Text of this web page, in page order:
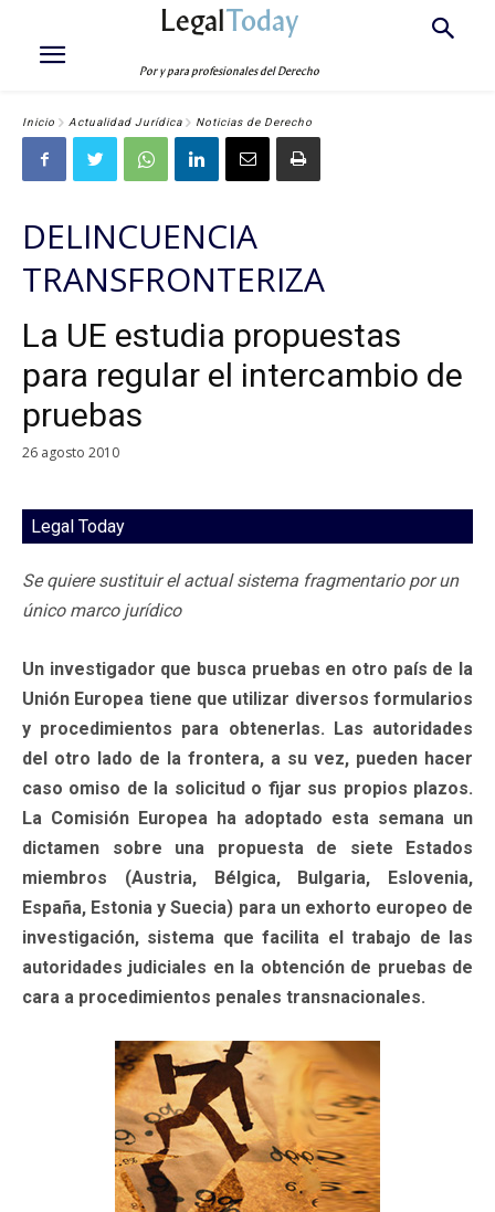
LegalToday
Por y para profesionales del Derecho
Inicio Actualidad Jurídica Noticias de Derecho
DELINCUENCIA
TRANSFRONTERIZA
La UE estudia propuestas
para regular el intercambio de
pruebas
26 agosto 2010
Legal Today
Se quiere sustituir el actual sistema fragmentario por un
único marco jurídico
Un investigador que busca pruebas en otro país de la
Unión Europea tiene que utilizar diversos formularios
y procedimientos para obtenerlas. Las autoridades
del otro lado de la frontera, a su vez, pueden hacer
caso omiso de la solicitud o fijar sus propios plazos.
La Comisión Europea ha adoptado esta semana un
dictamen sobre una propuesta de siete Estados
miembros (Austria, Bélgica, Bulgaria, Eslovenia,
España, Estonia y Suecia) para un exhorto europeo de
investigación, sistema que facilita el trabajo de las
autoridades judiciales en la obtención de pruebas de
cara a procedimientos penales transnacionales.